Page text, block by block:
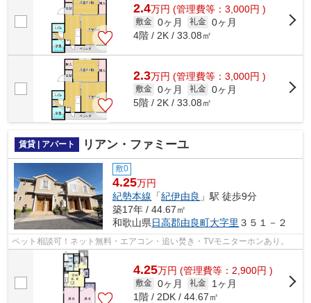
2.4万円 (管理費等：3,000円 )
敷金 0ヶ月 礼金 0ヶ月
4階 / 2K / 33.08㎡
2.3万円 (管理費等：3,000円 )
敷金 0ヶ月 礼金 0ヶ月
5階 / 2K / 33.08㎡
賃貸 | アパート リアン・ファミーユ
敷0
4.25万円
紀勢本線 「紀伊由良 」駅 徒歩9分
築17年 / 44.67㎡
和歌山県日高郡由良町大字里 ３５１－２
ペット相談可！ネット無料・エアコン・追い焚き・TVモニターホンあり。
4.25万円 (管理費等：2,900円 )
敷金 0ヶ月 礼金
1ヶ月
1階 / 2DK / 44.67㎡